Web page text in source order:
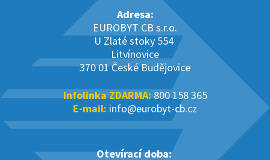
Adresa:
EUROBYT CB s.r.o.
U Zlaté stoky 554
Litvínovice
370 01 České Budějovice
Infolinka ZDARMA:800 158 365
E-mail: info@eurobyt-cb.cz
Otevírací doba: